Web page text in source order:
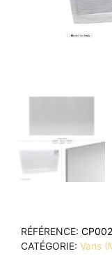
RÉFÉRENCE
CATÉGORIE Vans